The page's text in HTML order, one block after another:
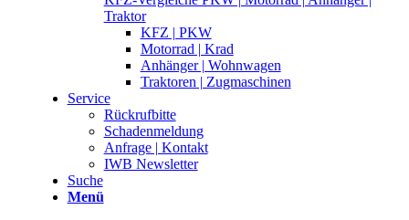
Traktor
KFZ | PKW
Motorrad | Krad
Anhänger | Wohnwagen
Traktoren | Zugmaschinen
Service
Rückrufbitte
Schadenmeldung
Anfrage | Kontakt
IWB Newsletter
Suche
Menü